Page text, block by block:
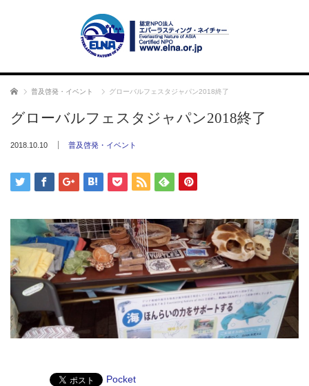
ホーム 普及啓発・イベント グローバルフェスタジャパン2018終了
グローバルフェスタジャパン2018終了
2018.10.10 普及啓発・イベント
Pocket